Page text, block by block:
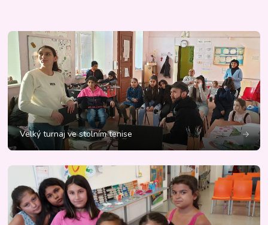
Velký turnaj ve stolním tenise